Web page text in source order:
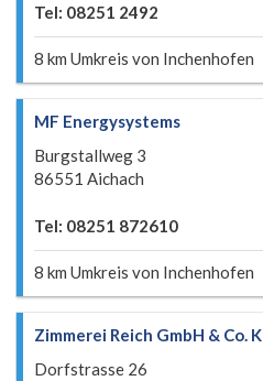
Tel: 08251 2492
8 km Umkreis von Inchenhofen
MF Energysystems
Burgstallweg 3
86551 Aichach
Tel: 08251 872610
8 km Umkreis von Inchenhofen
Zimmerei Reich GmbH & Co.
Dorfstrasse 26